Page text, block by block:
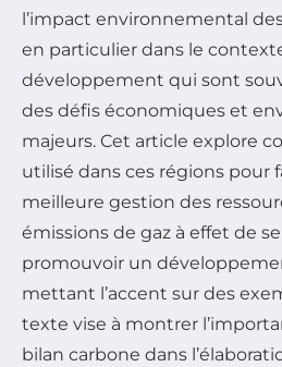
l’impact environnemental
en particulier dans le
développement qui sont
des défis économiques et
majeurs. Cet article explore
utilisé dans ces régions pour
meilleure gestion des
émissions de gaz à effet de
promouvoir un
mettant l’accent sur des
texte vise à montrer
bilan carbone dans